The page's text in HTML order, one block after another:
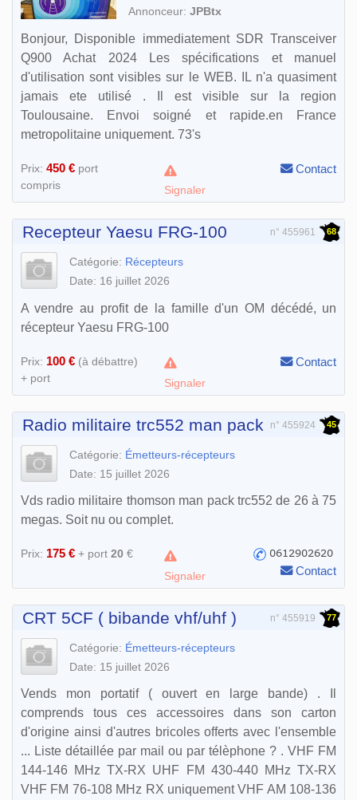
Annonceur: JPBtx
Bonjour, Disponible immediatement SDR Transceiver
Q900 Achat 2024 Les spécifications et manuel
d'utilisation sont visibles sur le WEB. IL n'a quasiment
jamais ete utilisé . Il est visible sur la region
Toulousaine. Envoi soigné et rapide.en France
metropolitaine uniquement. 73's
Prix: 450 € port
compris
Signaler
Contact
Recepteur Yaesu FRG-100 n° 455961 68
Catégorie: Récepteurs
Date: 16 juillet 2026
A vendre au profit de la famille d'un OM décédé, un
récepteur Yaesu FRG-100
Prix: 100 € (à débattre)
+ port
Signaler
Contact
Radio militaire trc552 man pack n° 455924 45
Catégorie: Émetteurs-récepteurs
Date: 15 juillet 2026
Vds radio militaire thomson man pack trc552 de 26 à 75
megas. Soit nu ou complet.
Prix: 175 € + port 20 €
Signaler
Contact
CRT 5CF ( bibande vhf/uhf ) n° 455919 77
Catégorie: Émetteurs-récepteurs
Date: 15 juillet 2026
Vends mon portatif ( ouvert en large bande) . Il
comprends tous ces accessoires dans son carton
d'origine ainsi d'autres bricoles offerts avec l'ensemble
... Liste détaillée par mail ou par télèphone ? . VHF FM
144-146 MHz TX-RX UHF FM 430-440 MHz TX-RX
VHF FM 76-108 MHz RX uniquement VHF AM 108-136